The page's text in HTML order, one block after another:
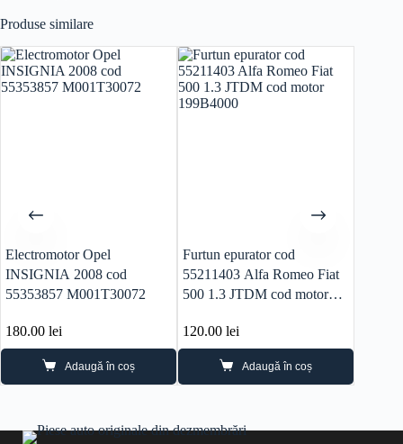
Produse similare
Electromotor Opel
INSIGNIA 2008 cod
55353857 M001T30072
180.00 lei
Adaugă în coș
Furtun epurator cod
55211403 Alfa Romeo Fiat
500 1.3 JTDM cod motor
120.00lei
Adaugă în coș